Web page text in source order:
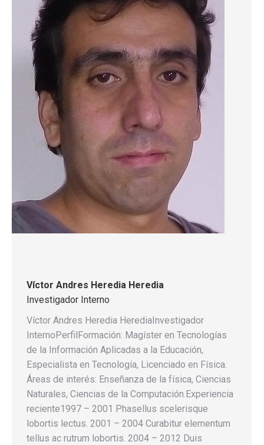
Víctor Andres Heredia Heredia
Investigador Interno
Víctor Andres Heredia HerediaInvestigador
InternoPerfilFormación: Magíster en Tecnologías
de la Información Aplicadas a la Educación,
Especialista en Tecnología, Licenciado en Física.
Áreas de interés: Enseñanza de la física, Ciencias
Naturales, Ciencias de la Computación.Experiencia
reciente1997 – 2001 Phasellus scelerisque
lobortis lectus. 2001 – 2004 Curabitur elementum
tellus ac rutrum lobortis. 2004 – 2012 Duis